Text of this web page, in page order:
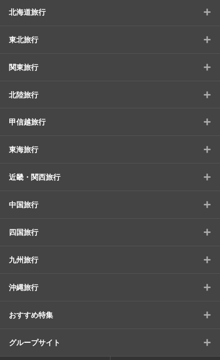
北海道旅行 +
東北旅行 +
関東旅行 +
北陸旅行 +
甲信越旅行 +
東海旅行 +
近畿・関西旅行 +
中国旅行 +
四国旅行 +
九州旅行 +
沖縄旅行 +
おすすめ特集 +
グループサイト +